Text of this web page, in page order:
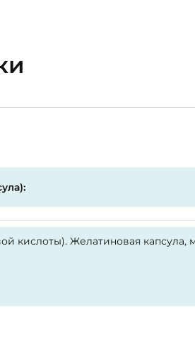
кислоты). Желатиновая капсула,